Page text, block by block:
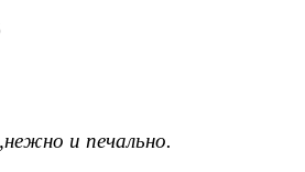
и печально.